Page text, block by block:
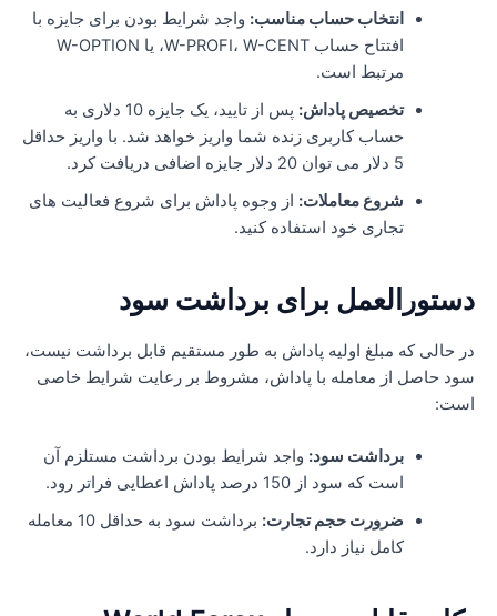
انتخاب حساب مناسب:واجد شرایط بودن برای جایزه با
افتتاح حساب W-PROFI، W-CENT، یا W-OPTION
مرتبط است.
تخصیص پاداش:
پس از تایید، یک جایزه 10 دلاری به
حساب کاربری زنده شما واریز خواهد شد. با واریز حداقل
شروع معاملات:از وجوه پاداش برای شروع فعالیت های
تجاری خود استفاده کنید.
برای برداشت سود
حالی که مبلغ اولیه پاداش به طور مستقیم قابل برداشت نیست،
حاصل از معامله با پاداش، مشروط بر رعایت شرایط خاصی
برداشت سود:واجد شرایط بودن برداشت مستلزم آن
است که سود از 150 درصد پاداش اعطایی فراتر رود.
ضرورت حجم تجارت:
برداشت سود به حداقل 10 معامله
کامل نیاز دارد.